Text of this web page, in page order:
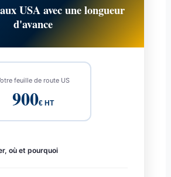
USA avec une longueur
d'avance
feuille de route US
900€ HT
où et pourquoi